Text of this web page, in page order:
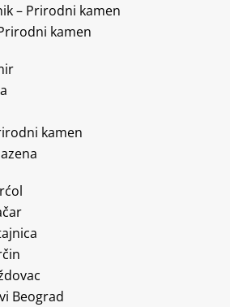
– Prirodni kamen
kamen
kamen
Beograd